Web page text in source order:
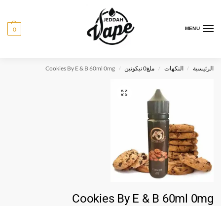
MENU
0
الرئيسية / النكهات / ملغ0 نيكوتين /
Cookies By E & B 60ml 0mg
Cookies By E & B 60ml 0mg